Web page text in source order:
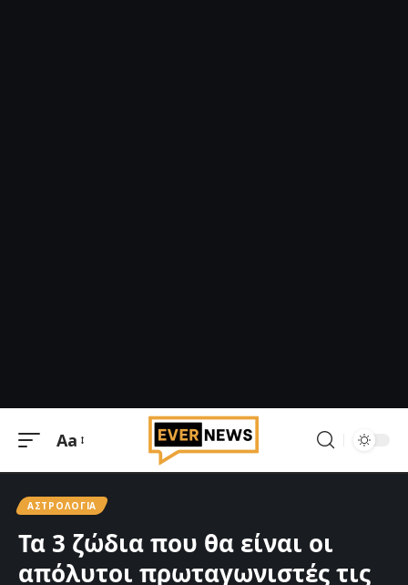
Μεγέθυνση
Aa
ΑΣΤΡΟΛΟΓΊΑ
Τα 3 ζώδια που θα είναι οι
απόλυτοι πρωταγωνιστές τις